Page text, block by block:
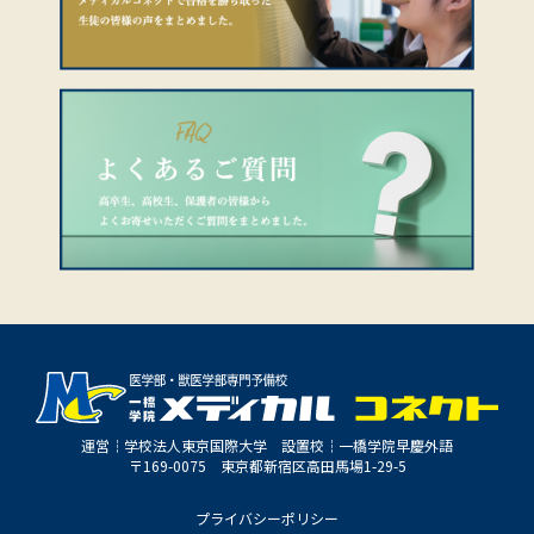
運営┆学校法人東京国際大学 設置校┆一橋学院早慶外語
〒169-0075 東京都新宿区高田馬場1-29-5
プライバシーポリシー